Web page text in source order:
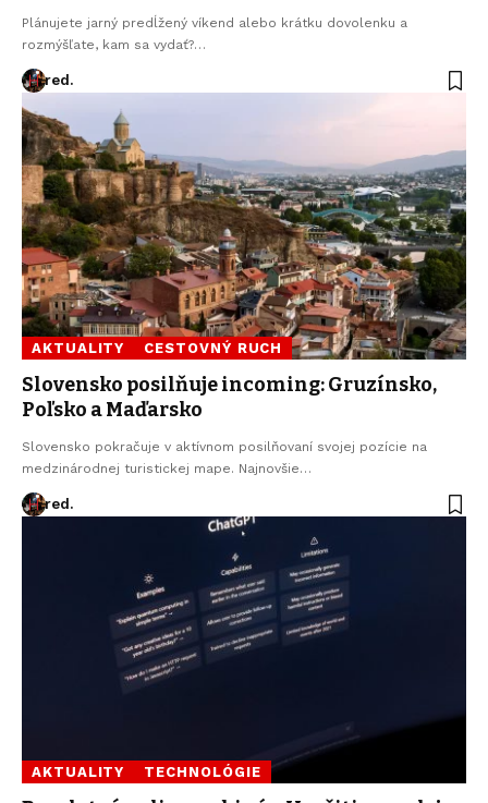
Plánujete jarný predĺžený víkend alebo krátku dovolenku a
rozmýšľate, kam sa vydať?…
red.
AKTUALITY CESTOVNÝ RUCH
Slovensko posilňuje incoming: Gruzínsko,
Poľsko a Maďarsko
Slovensko pokračuje v aktívnom posilňovaní svojej pozície na
medzinárodnej turistickej mape. Najnovšie…
red.
AKTUALITY TECHNOLÓGIE